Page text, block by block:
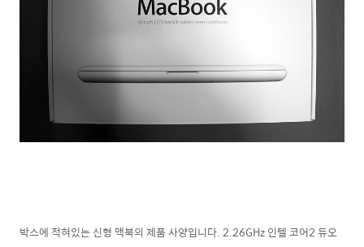
박스에 적혀있는 신형 맥북의 제품 사양입니다. 2.26GHz 인텔 코어2 듀오